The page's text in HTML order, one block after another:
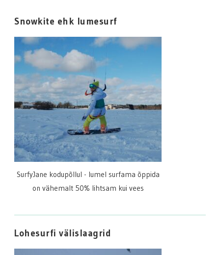
Snowkite ehk lumesurf
SurfyJane kodupõllul - lumel surfama õppida
on vähemalt 50% lihtsam kui vees
Lohesurfi välislaagrid